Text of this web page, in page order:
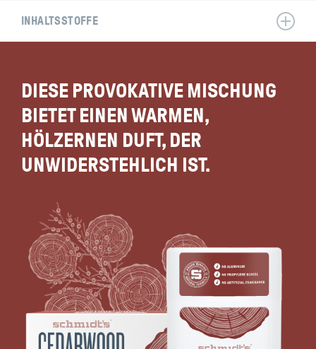
INHALTSSTOFFE
DIESE PROVOKATIVE MISCHUNG
BIETET EINEN WARMEN,
HÖLZERNEN DUFT, DER
UNWIDERSTEHLICH IST.